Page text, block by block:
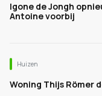
Igone de Jongh
Antoine voorbij
Huizen
Woning Thijs Römer